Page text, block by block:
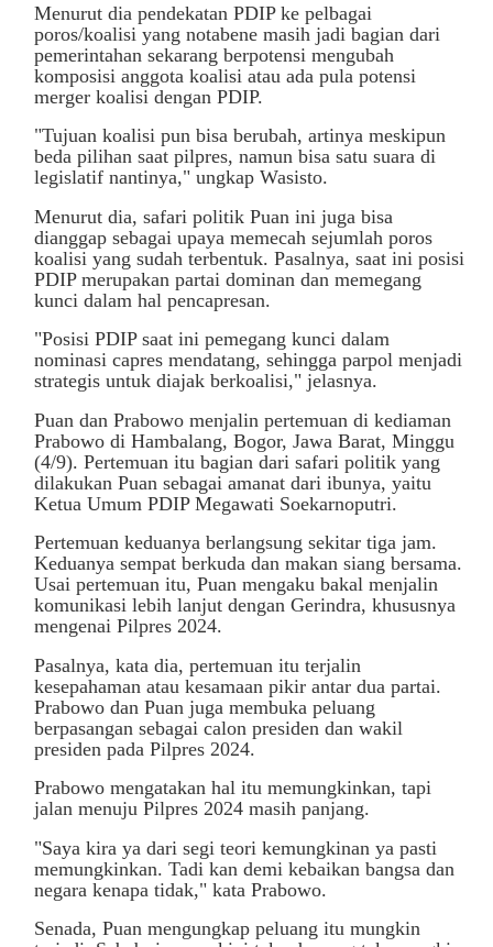
Menurut dia pendekatan PDIP ke pelbagai
poros/koalisi yang notabene masih jadi bagian dari
pemerintahan sekarang berpotensi mengubah
komposisi anggota koalisi atau ada pula potensi
merger koalisi dengan PDIP.
"Tujuan koalisi pun bisa berubah, artinya meskipun
beda pilihan saat pilpres, namun bisa satu suara di
legislatif nantinya," ungkap Wasisto.
Menurut dia, safari politik Puan ini juga bisa
dianggap sebagai upaya memecah sejumlah poros
koalisi yang sudah terbentuk. Pasalnya, saat ini posisi
PDIP merupakan partai dominan dan memegang
kunci dalam hal pencapresan.
"Posisi PDIP saat ini pemegang kunci dalam
nominasi capres mendatang, sehingga parpol menjadi
strategis untuk diajak berkoalisi," jelasnya.
Puan dan Prabowo menjalin pertemuan di kediaman
Prabowo di Hambalang, Bogor, Jawa Barat, Minggu
(4/9). Pertemuan itu bagian dari safari politik yang
dilakukan Puan sebagai amanat dari ibunya, yaitu
Ketua Umum PDIP Megawati Soekarnoputri.
Pertemuan keduanya berlangsung sekitar tiga jam.
Keduanya sempat berkuda dan makan siang bersama.
Usai pertemuan itu, Puan mengaku bakal menjalin
komunikasi lebih lanjut dengan Gerindra, khususnya
mengenai Pilpres 2024.
Pasalnya, kata dia, pertemuan itu terjalin
kesepahaman atau kesamaan pikir antar dua partai.
Prabowo dan Puan juga membuka peluang
berpasangan sebagai calon presiden dan wakil
presiden pada Pilpres 2024.
Prabowo mengatakan hal itu memungkinkan, tapi
jalan menuju Pilpres 2024 masih panjang.
"Saya kira ya dari segi teori kemungkinan ya pasti
memungkinkan. Tadi kan demi kebaikan bangsa dan
negara kenapa tidak," kata Prabowo.
Senada, Puan mengungkap peluang itu mungkin